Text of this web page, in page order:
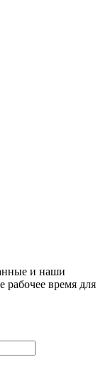
и наши
время для